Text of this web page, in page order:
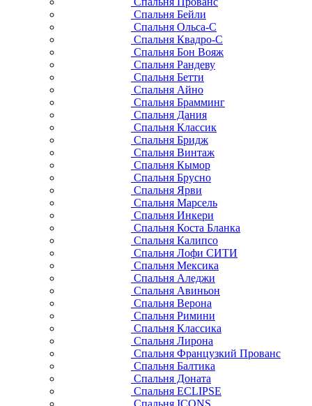
Спальня Бейли
Спальня Ольса-С
Спальня Квадро-С
Спальня Бон Вояж
Спальня Рандеву
Спальня Бетти
Спальня Айно
Спальня Брамминг
Спальня Дания
Спальня Классик
Спальня Бридж
Спальня Винтаж
Спальня Кымор
Спальня Брусно
Спальня Ярви
Спальня Марсель
Спальня Инкери
Спальня Коста Бланка
Спальня Калипсо
Спальня Лофи СИТИ
Спальня Мексика
Спальня Аледжи
Спальня Авиньон
Спальня Верона
Спальня Римини
Спальня Классика
Спальня Лирона
Спальня Французкий Прованс
Спальня Балтика
Спальня Доната
Спальня ECLIPSE
Спальня ICONS